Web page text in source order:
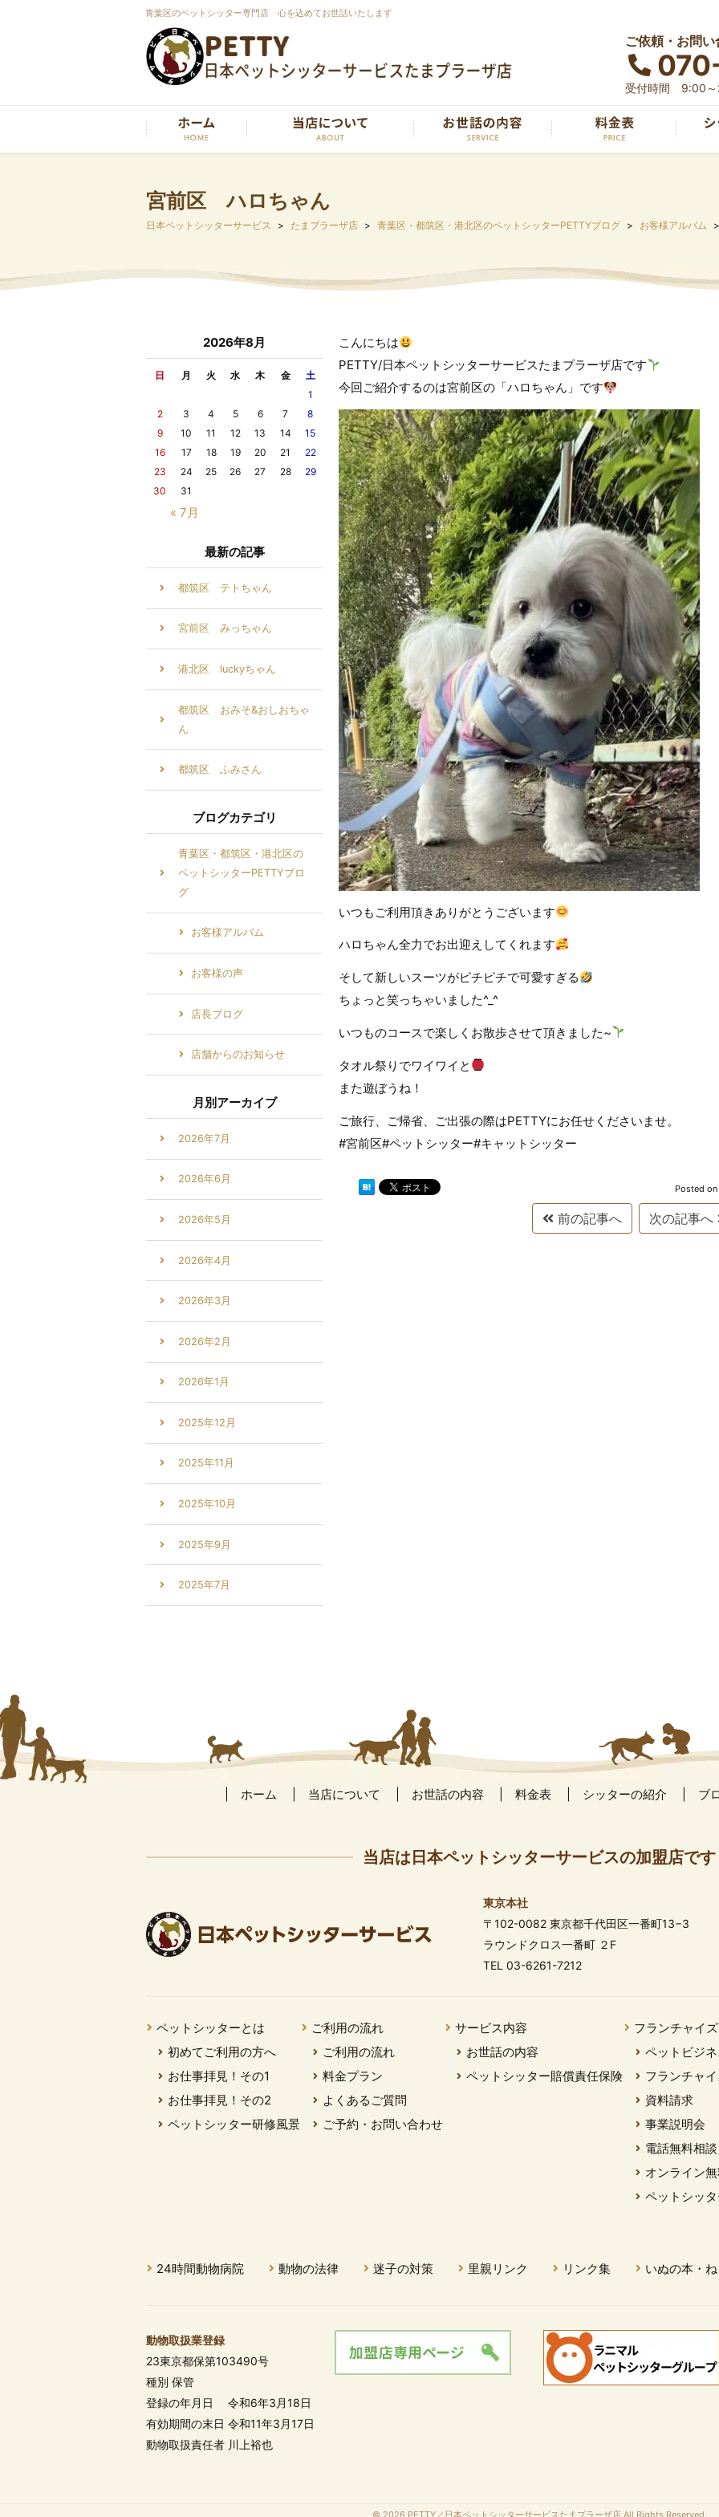
青葉区のペットシッター専門店 心を込めてお世話いたします
ご依頼・お問い
受付時間 9:00
宮前区 ハロちゃん
日本ペットシッターサービス たまプラーザ店 青葉区・都筑区・港北区のペットシッターPETTYブログ お客様アルバム
こんにちは
PETTY/日本ペットシッターサービスたまプラーザ店です
今回ご紹介するのは宮前区の「ハロちゃん」です
いつもご利用頂きありがとうございます
ハロちゃん全力でお出迎えしてくれます
そして新しいスーツがピチピチで可愛すぎる
ちょっと笑っちゃいました^_^
いつものコースで楽しくお散歩させて頂きました~
タオル祭りでワイワイと
また遊ぼうね！
ご旅行、ご帰省、ご出張の際はPETTYにお任せくださいませ。
#宮前区#ペットシッター#キャットシッター
Posted on
前の記事へ 次の記事へ
2026年8月
日 月 火 水 木 金 土
« 7月
1
2
3 4 5 6 7
8
9
10 11 12 13 14
15
16
17 18 19 20 21
22
23
24 25 26 27 28
29
30
31
最新の記事
都筑区 テトちゃん
宮前区 みっちゃん
港北区 luckyちゃん
都筑区 おみそ&おしおちゃ
ん
都筑区 ふみさん
ブログカテゴリ
青葉区・都筑区・港北区の
ペットシッターPETTYブロ
グ
お客様アルバム
お客様の声
店長ブログ
店舗からのお知らせ
月別アーカイブ
2026年7月
2026年6月
2026年5月
2026年4月
2026年3月
2026年2月
2026年1月
2025年12月
2025年11月
2025年10月
2025年9月
2025年7月
ホーム 当店について お世話の内容 料金表 シッターの紹介 ブ
当店は日本ペットシッターサービスの加盟店です
東京本社
〒102-0082 東京都千代田区一番町13−3
ラウンドクロス一番町 ２F
TEL 03-6261-7212
ペットシッターとは
初めてご利用の方へ
お仕事拝見！その1
お仕事拝見！その2
ペットシッター研修風景
ご利用の流れ
ご利用の流れ
料金プラン
よくあるご質問
ご予約・お問い合わせ
サービス内容
お世話の内容
ペットシッター賠償責任保険
フランチャイズ
ペットビジ
フランチャ
資料請求
事業説明会
電話無料相談
オンライン
ペットシッ
24時間動物病院 動物の法律 迷子の対策 里親リンク リンク集 いぬの本・
動物取扱業登録
23東京都保第103490号
種別 保管
登録の年月日 令和6年3月18日
有効期間の末日 令和11年3月17日
動物取扱責任者 川上裕也
© 2026 PETTY／日本ペットシッターサービスたまプラーザ店 All Rights Reserved.